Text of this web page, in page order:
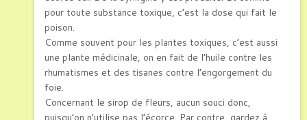
pour toute substance toxique, c’est la dose qui fait le
poison.
Comme souvent pour les plantes toxiques, c’est aussi
une plante médicinale, on en fait de l’huile contre les
rhumatismes et des tisanes contre l’engorgement du
foie.
Concernant le sirop de fleurs, aucun souci donc,